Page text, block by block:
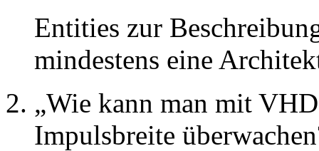
Entities zur
mindestens eine
Wie kann man mit
Impulsbreite